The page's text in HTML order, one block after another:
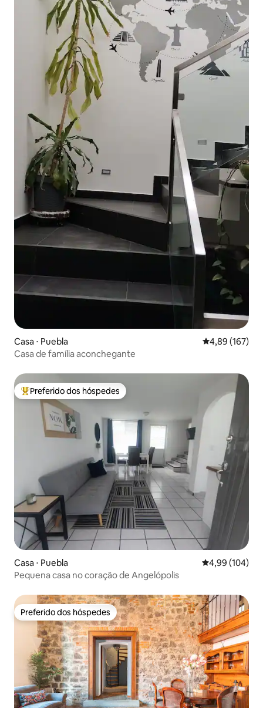
Casa ⋅ Puebla 4,89 de uma
4,89 (167)
Casa de família aconchegante
Entre os melhores preferidos dos hóspedes
Preferido dos hóspedes
Casa ⋅ Puebla 4,99 de uma
4,99 (104)
Pequena casa no coração de Angelópolis
Preferido dos hóspedes
Preferido dos hóspedes